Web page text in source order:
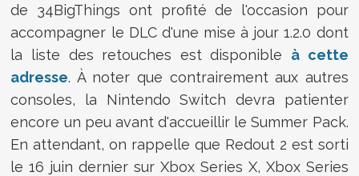
de 34BigThings ont profité de l'occasion pour
accompagner le DLC d'une mise à jour 1.2.0 dont
la liste des retouches est disponible à cette
adresse. À noter que contrairement aux autres
consoles, la Nintendo Switch devra patienter
encore un peu avant d'accueillir le Summer Pack.
En attendant, on rappelle que Redout 2 est sorti
le 16 juin dernier sur Xbox Series X, Xbox Series